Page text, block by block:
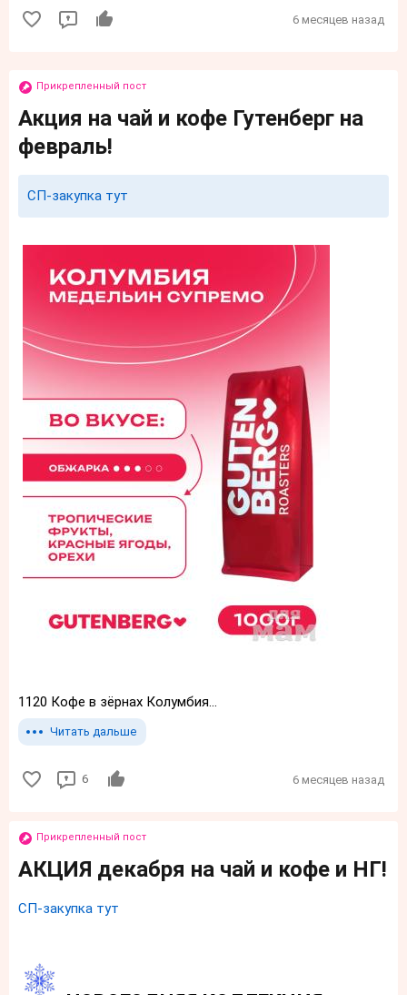
6 месяцев назад
Прикрепленный пост
Акция на чай и кофе Гутенберг на
февраль!
СП-закупка тут
1120 Кофе в зёрнах Колумбия...
Читать дальше
6 6 месяцев назад
Прикрепленный пост
АКЦИЯ декабря на чай и кофе и НГ!
СП-закупка тут